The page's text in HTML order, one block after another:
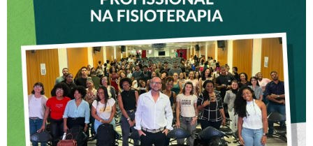
VICE-PRESIDENTE DO
CREFITO-7 PARTICIPA DE
OFICINA SOBRE ÉTICA E
POSTURA PROFISSIONAL
NA FISIOTERAPIA